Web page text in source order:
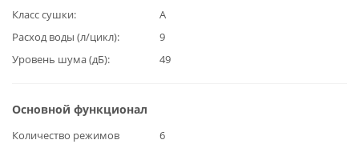
Класс сушки
А
Расход воды (л/цикл)
9
Уровень шума (дБ)
49
Основной функционал
Количество режимов
6